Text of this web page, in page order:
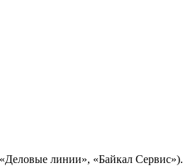
линии», «Байкал Сервис»).